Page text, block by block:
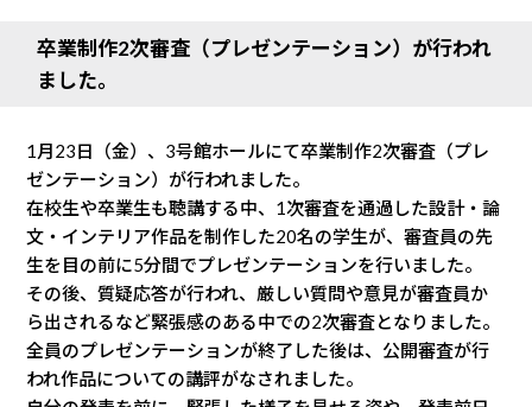
卒業制作2次審査（プレゼンテーション）が行われ
ました。
1月23日（金）、3号館ホールにて卒業制作2次審査（プレ
ゼンテーション）が行われました。
在校生や卒業生も聴講する中、1次審査を通過した設計・論
文・インテリア作品を制作した20名の学生が、審査員の先
生を目の前に5分間でプレゼンテーションを行いました。
その後、質疑応答が行われ、厳しい質問や意見が審査員か
ら出されるなど緊張感のある中での2次審査となりました。
全員のプレゼンテーションが終了した後は、公開審査が行
われ作品についての講評がなされました。